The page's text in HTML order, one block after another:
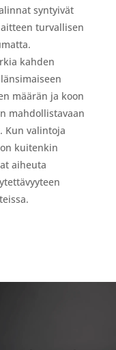
syntyivät
turvallisen
kahden
määrän ja koon
mahdollistavaan
Kun valintoja
kuitenkin
aiheuta